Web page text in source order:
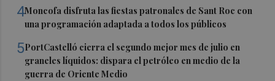
4Moncofa disfruta las fiestas patronales de Sant Roc con
una programación adaptada a todos los públicos
5PortCastelló cierra el segundo mejor mes de julio en
graneles líquidos: dispara el petróleo en medio de la
guerra de Oriente Medio